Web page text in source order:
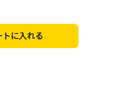
トに入れる